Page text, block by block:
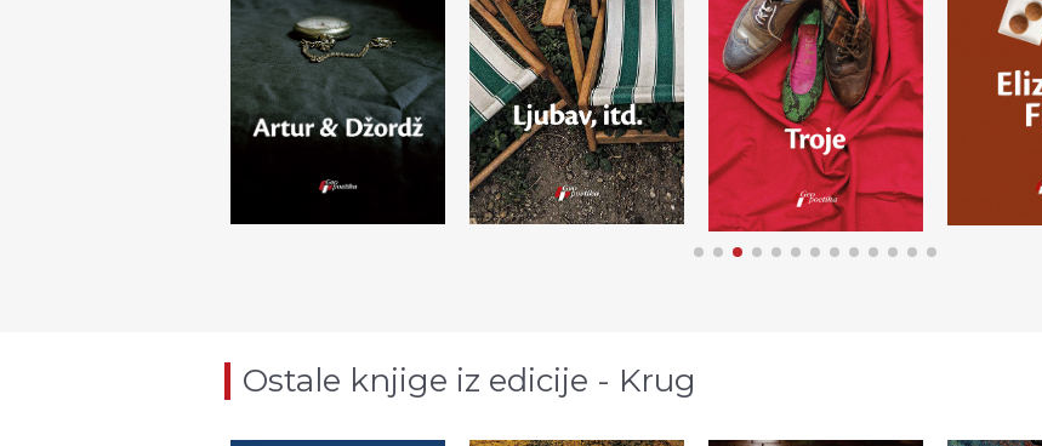
Ostale knjige iz edicije - Krug